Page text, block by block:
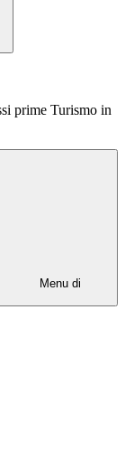
prime Turismo in
Menu di